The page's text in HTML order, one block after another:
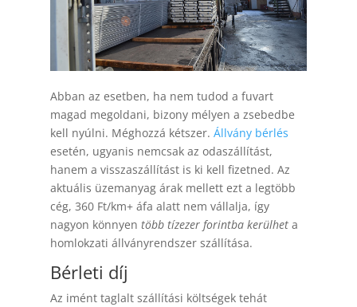
Abban az esetben, ha nem tudod a fuvart
magad megoldani, bizony mélyen a zsebedbe
kell nyúlni. Méghozzá kétszer. Állvány bérlés
esetén, ugyanis nemcsak az odaszállítást,
hanem a visszaszállítást is ki kell fizetned. Az
aktuális üzemanyag árak mellett ezt a legtöbb
cég, 360 Ft/km+ áfa alatt nem vállalja, így
nagyon könnyen több tízezer forintba kerülheta
homlokzati állványrendszer szállítása.
Bérleti díj
Az imént taglalt szállítási költségek tehát